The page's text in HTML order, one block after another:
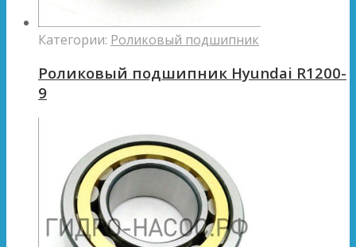
Категории: Роликовый подшипник
Роликовый подшипник Hyundai R1200-
9